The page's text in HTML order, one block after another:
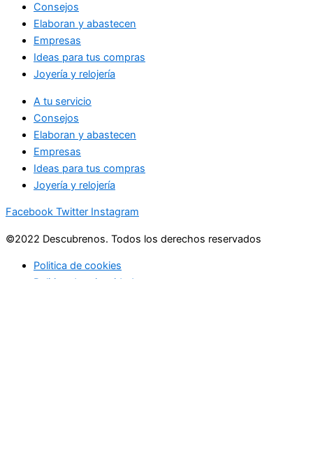
Consejos
Elaboran y abastecen
Empresas
Ideas para tus compras
Joyería y relojería
A tu servicio
Consejos
Elaboran y abastecen
Empresas
Ideas para tus compras
Joyería y relojería
Facebook Twitter Instagram
©2022 Descubrenos. Todos los derechos reservados
Politica de cookies
Politico de privacidad